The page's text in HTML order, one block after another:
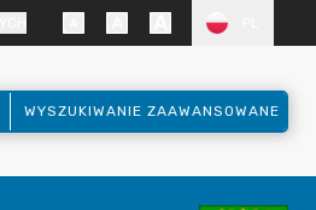
WYSZUKIWANIE ZAAWANSOWANE